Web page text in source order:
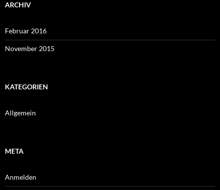
ARCHIV
Februar 2016
November 2015
KATEGORIEN
Allgemein
META
Anmelden